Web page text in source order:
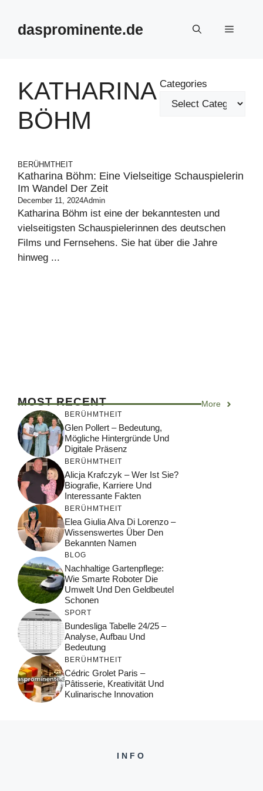
contentdasprominente.de Menu
KATHARINA
BÖHM
Categories
BERÜHMTHEIT
Katharina Böhm: Eine Vielseitige Schauspielerin
Im Wandel Der Zeit
December 11, 2024Admin
Katharina Böhm ist eine der bekanntesten und
vielseitigsten Schauspielerinnen des deutschen
Films und Fernsehens. Sie hat über die Jahre
hinweg ...
MOST RECENT More
BERÜHMTHEIT
Glen Pollert – Bedeutung,
Mögliche Hintergründe Und
Digitale Präsenz
BERÜHMTHEIT
Alicja Krafczyk – Wer Ist Sie?
Biografie, Karriere Und
Interessante Fakten
BERÜHMTHEIT
Elea Giulia Alva Di Lorenzo –
Wissenswertes Über Den
Bekannten Namen
BLOG
Nachhaltige Gartenpflege:
Wie Smarte Roboter Die
Umwelt Und Den Geldbeutel
Schonen
SPORT
Bundesliga Tabelle 24/25 –
Analyse, Aufbau Und
Bedeutung
BERÜHMTHEIT
Cédric Grolet Paris –
Pâtisserie, Kreativität Und
Kulinarische Innovation
INFO